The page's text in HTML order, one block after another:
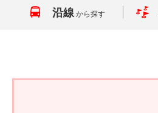
沿線 から探す